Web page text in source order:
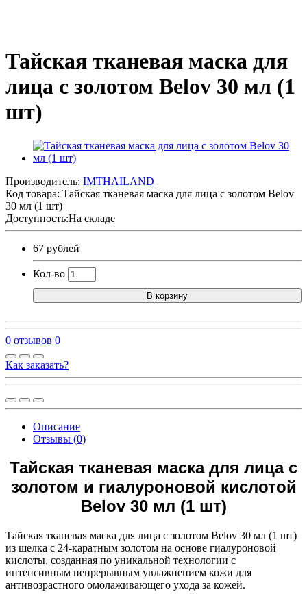
Тайская тканевая маска для
лица с золотом Belov 30 мл (1
шт)
Производитель: IMTHAILAND
Код товара: Тайская тканевая маска для лица с золотом Belov
30 мл (1 шт)
Доступность:На складе
67 рублей
Кол-во
В корзину
0 отзывов 0
Как заказать?
Описание
Отзывы (0)
Тайская тканевая маска для лица с
золотом и гиалуроновой кислотой
Belov 30 мл (1 шт)
Тайская тканевая маска для лица с золотом Belov 30 мл (1 шт)
из шелка с 24-каратным золотом на основе гиалуроновой
кислоты, созданная по уникальной технологии с
интенсивным непрерывным увлажнением кожи для
антивозрастного омолаживающего ухода за кожей.